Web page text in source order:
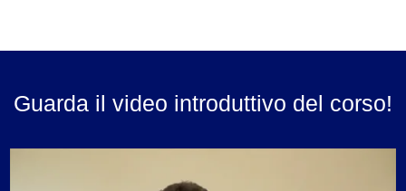
Guarda il video introduttivo del corso!